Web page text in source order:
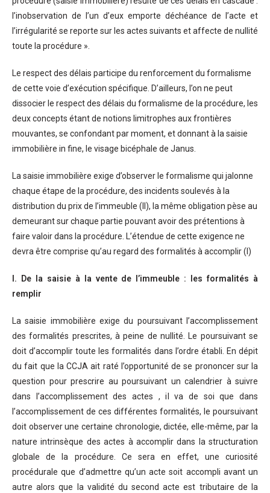
l’inobservation de l’un d’eux emporte déchéance de l’acte et
l’irrégularité se reporte sur les actes suivants et affecte de nullité
toute la procédure ».
Le respect des délais participe du renforcement du formalisme
de cette voie d’exécution spécifique. D’ailleurs, l’on ne peut
dissocier le respect des délais du formalisme de la procédure, les
deux concepts étant de notions limitrophes aux frontières
mouvantes, se confondant par moment, et donnant à la saisie
immobilière in fine, le visage bicéphale de Janus.
La saisie immobilière exige d’observer le formalisme qui jalonne
chaque étape de la procédure, des incidents soulevés à la
distribution du prix de l’immeuble (II), la même obligation pèse au
demeurant sur chaque partie pouvant avoir des prétentions à
faire valoir dans la procédure. L’étendue de cette exigence ne
devra être comprise qu’au regard des formalités à accomplir (I)
I. De la saisie à la vente de l’immeuble : les formalités à
remplir
La saisie immobilière exige du poursuivant l’accomplissement
des formalités prescrites, à peine de nullité. Le poursuivant se
doit d’accomplir toute les formalités dans l’ordre établi. En dépit
du fait que la CCJA ait raté l’opportunité de se prononcer sur la
question pour prescrire au poursuivant un calendrier à suivre
dans l’accomplissement des actes , il va de soi que dans
l’accomplissement de ces différentes formalités, le poursuivant
doit observer une certaine chronologie, dictée, elle-même, par la
nature intrinsèque des actes à accomplir dans la structuration
globale de la procédure. Ce sera en effet, une curiosité
procédurale que d’admettre qu’un acte soit accompli avant un
autre alors que la validité du second acte est tributaire de la